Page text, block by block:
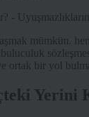
mümkün.
ortak bir yol
Yerini